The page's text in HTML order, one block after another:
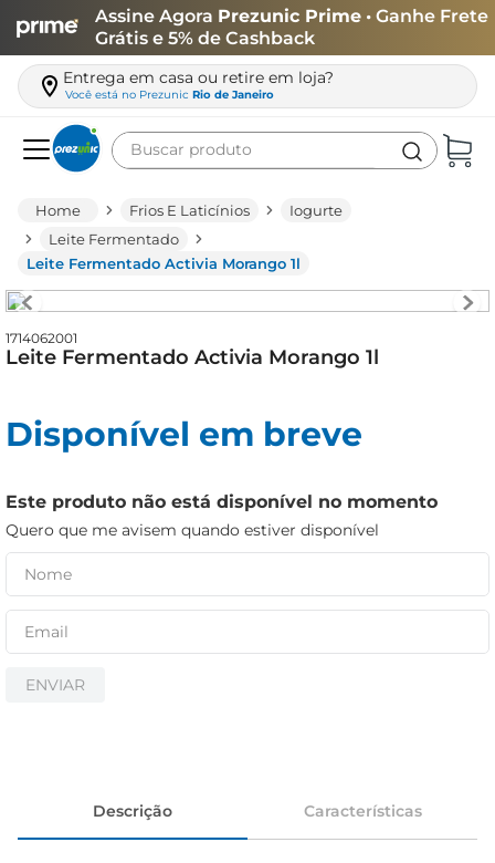
Assine Agora Prezunic Prime • Ganhe Frete
Grátis e 5% de Cashback
Entrega em casa ou retire em loja?
Você está no Prezunic Rio de Janeiro
Buscar produto
Frios E Laticínios
Iogurte
Leite Fermentado
Leite Fermentado Activia Morango 1l
1714062001
Leite Fermentado Activia Morango 1l
Disponível em breve
Este produto não está disponível no momento
Quero que me avisem quando estiver disponível
ENVIAR
Descrição Características
leite
queijo
azeite
iogurte
papel higiênico
cerveja